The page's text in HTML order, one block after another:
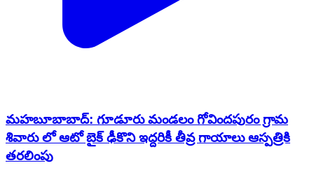
మహబూబాబాద్: గూడూరు మండలం గోవిందపురం గ్రామ
శివారు లో ఆటో బైక్ ఢీకొని ఇద్దరికీ తీవ్ర గాయాలు ఆస్పత్రికి
తరలింపు